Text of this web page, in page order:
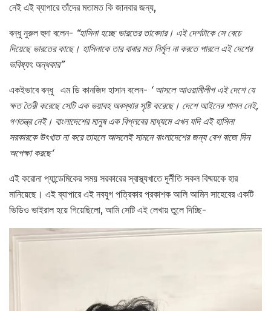
নেই এই ব্যাপারে তাঁদের মতামত কি জানবার জন্য,
বন্ধু নুরুল হুদা বলেন- “হাসিনা হচ্ছে ভারতের তাবেদার। এই দেশটাকে সে বেচে
দিয়েছে ভারতের কাছে। হাসিনাকে তার বাবার মত নির্মূল না করতে পারলে এই দেশের
ভবিষ্যৎ অন্ধকার”
একইভাবে বন্ধু এম ডি কানজিদ হাসান বলেন- ‘ আসলে আওয়ামীলীগ এই দেশে যে
ক্ষত তৈরী করেছে সেটি এক ভয়াবহ অবস্থার সৃষ্টি করেছে। দেশে আইনের শাসন নেই,
গণতন্ত্র নেই। বাংলাদেশের মানুষ এক বিপ্লবের মাধ্যমে এখন যদি এই হাসিনা
সরকারকে উৎখাত না করে তাহলে আসলেই সামনে বাংলাদেশের জন্য বেশ বাজে দিন
অপেক্ষা করছে‘
এই করোনা প্যান্ডেমিকের সময় সরকারের স্বাস্থ্যখাতে দূর্নীতি সকল বিষ্ময়কে হার
মানিয়েছে। এই ব্যাপারে এই নবযুগ পত্রিকার প্রকাশক আলি আমিন সাহেবের একটি
ভিডিও ভাইরাল হয়ে গিয়েছিলো, আমি সেটি এই লেখায় তুলে দিচ্ছি-
Video
Player